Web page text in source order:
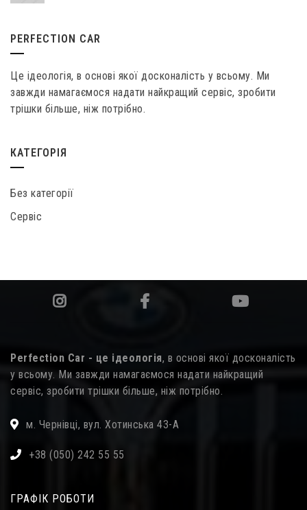
PERFECTION CAR
Це ідеологія, в основі якої досконалість у всьому. Ми
завжди намагаємося надати найкращий сервіс, зробити
трішки більше, ніж потрібно.
КАТЕГОРІЯ
Без категорії
Сервіс
Perfection Car - це ідеологія, в основі якої досконалість
у всьому. Ми завжди намагаємося надати найкращий
сервіс, зробити трішки більше, ніж потрібно.
м. Чернівці, вул. Хотинська 43-А
+38 (050) 242 55 55
ГРАФІК РОБОТИ